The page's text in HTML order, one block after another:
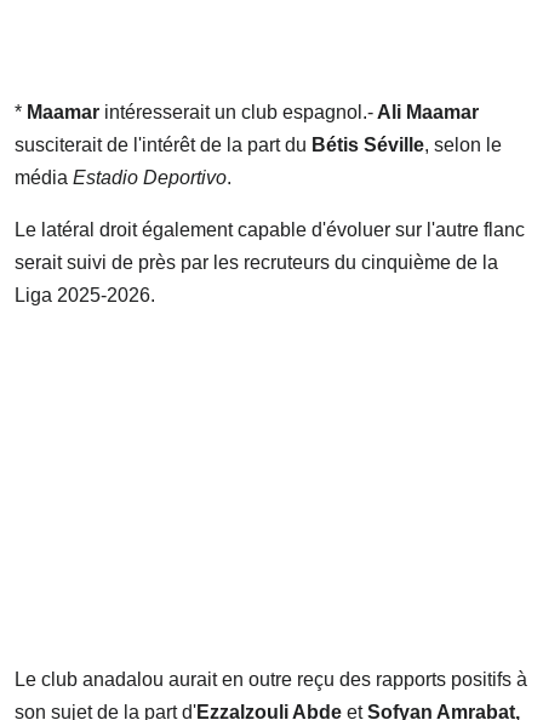
* Maamar intéresserait un club espagnol.- Ali Maamar
susciterait de l'intérêt de la part du Bétis Séville, selon le
média Estadio Deportivo.
Le latéral droit également capable d'évoluer sur l'autre flanc
serait suivi de près par les recruteurs du cinquième de la
Liga 2025-2026.
Le club anadalou aurait en outre reçu des rapports positifs à
son sujet de la part d'Ezzalzouli Abde etSofyan Amrabat,